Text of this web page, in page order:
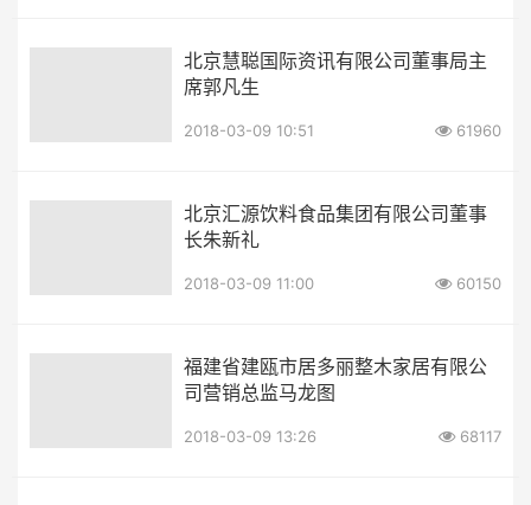
北京慧聪国际资讯有限公司董事局主
席郭凡生
2018-03-09 10:51 61960
北京汇源饮料食品集团有限公司董事
长朱新礼
2018-03-09 11:00 60150
福建省建瓯市居多丽整木家居有限公
司营销总监马龙图
2018-03-09 13:26 68117